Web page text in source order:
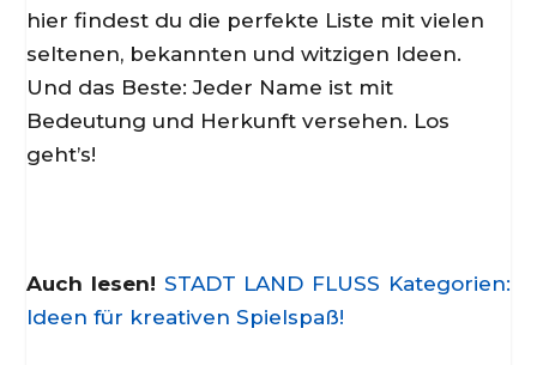
hier findest du die perfekte Liste mit vielen
seltenen, bekannten und witzigen Ideen.
Und das Beste: Jeder Name ist mit
Bedeutung und Herkunft versehen. Los
geht’s!
Auch lesen! STADT LAND FLUSS Kategorien:
Ideen für kreativen Spielspaß!